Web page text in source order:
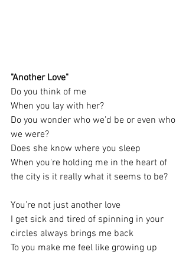
"Another Love"
Do you think of me
When you lay with her?
Do you wonder who we’d be or even who
we were?
Does she know where you sleep
When you're holding me in the heart of
the city is it really what it seems to be?
You’re not just another love
I get sick and tired of spinning in your
circles always brings me back
To you make me feel like growing up